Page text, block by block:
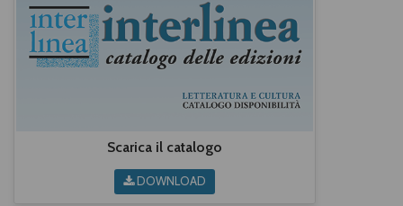
Scarica il catalogo
DOWNLOAD